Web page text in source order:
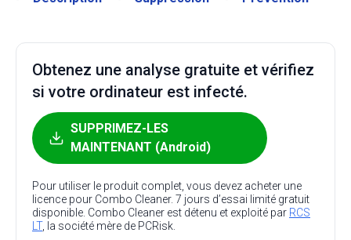
Obtenez une analyse gratuite et vérifiez
si votre ordinateur est infecté.
SUPPRIMEZ-LES
MAINTENANT (Android)
Pour utiliser le produit complet, vous devez acheter une
licence pour Combo Cleaner. 7 jours d’essai limité gratuit
disponible. Combo Cleaner est détenu et exploité par RCS
LT, la société mère de PCRisk.